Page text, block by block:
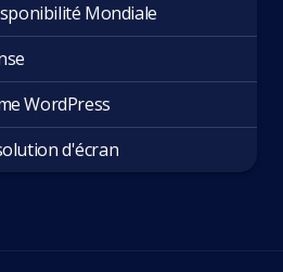
Mondiale
WordPress
d'écran